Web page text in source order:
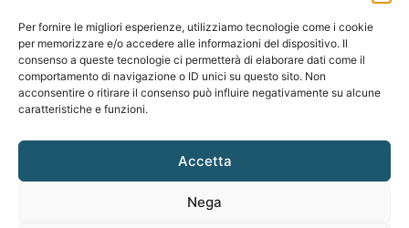
Per fornire le migliori esperienze, utilizziamo tecnologie come i cookie
per memorizzare e/o accedere alle informazioni del dispositivo. Il
consenso a queste tecnologie ci permetterà di elaborare dati come il
comportamento di navigazione o ID unici su questo sito. Non
acconsentire o ritirare il consenso può influire negativamente su alcune
caratteristiche e funzioni.
Accetta
Nega
exteryo.com
info@exteryo.com
P.Iva 09343850963 | REA CCIAA di Monza e Brianza n° MB – 1905313
| Capitale sociale €11.850.00 i.v.